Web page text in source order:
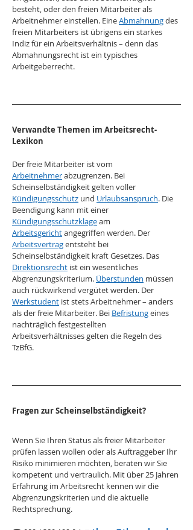
besteht, oder den freien Mitarbeiter als
Arbeitnehmer einstellen. Eine Abmahnung des
freien Mitarbeiters ist übrigens ein starkes
Indiz für ein Arbeitsverhältnis – denn das
Abmahnungsrecht ist ein typisches
Arbeitgeberrecht.
Verwandte Themen im Arbeitsrecht-
Lexikon
Der freie Mitarbeiter ist vom
Arbeitnehmer abzugrenzen. Bei
Scheinselbständigkeit gelten voller
Kündigungsschutz und Urlaubsanspruch. Die
Beendigung kann mit einer
Kündigungsschutzklage am
Arbeitsgericht angegriffen werden. Der
Arbeitsvertrag entsteht bei
Scheinselbständigkeit kraft Gesetzes. Das
Direktionsrecht ist ein wesentliches
Abgrenzungskriterium. Überstunden müssen
auch rückwirkend vergütet werden. Der
Werkstudent ist stets Arbeitnehmer – anders
als der freie Mitarbeiter. Bei Befristung eines
nachträglich festgestellten
Arbeitsverhältnisses gelten die Regeln des
TzBfG.
Fragen zur Scheinselbständigkeit?
Wenn Sie Ihren Status als freier Mitarbeiter
prüfen lassen wollen oder als Auftraggeber Ihr
Risiko minimieren möchten, beraten wir Sie
kompetent und vertraulich. Mit über 25 Jahren
Erfahrung im Arbeitsrecht kennen wir die
Abgrenzungskriterien und die aktuelle
Rechtsprechung.